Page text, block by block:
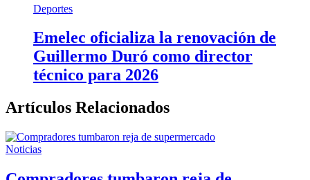
Deportes
Emelec oficializa la renovación de
Guillermo Duró como director
técnico para 2026
Artículos Relacionados
Noticias